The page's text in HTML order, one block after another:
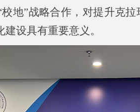
地”战略合作，对提升克
设具有重要意义。